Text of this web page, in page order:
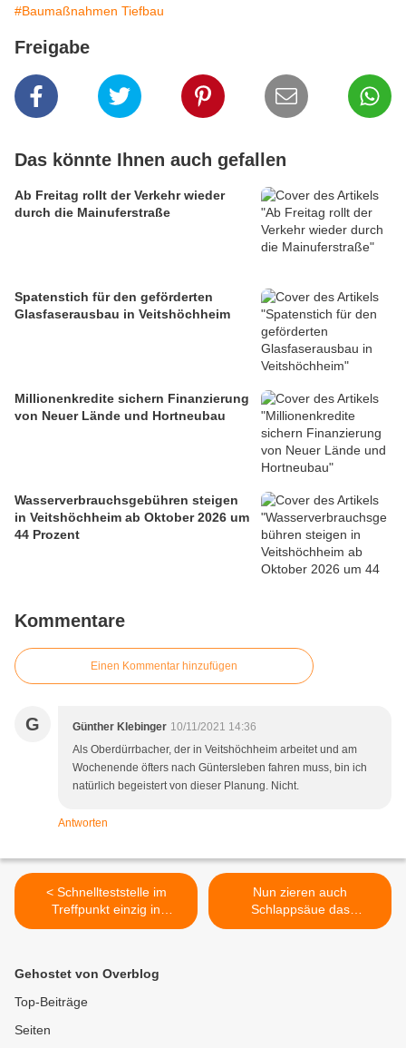
#Baumaßnahmen Tiefbau
Freigabe
Das könnte Ihnen auch gefallen
Ab Freitag rollt der Verkehr wieder
durch die Mainuferstraße
Spatenstich für den geförderten
Glasfaserausbau in Veitshöchheim
Millionenkredite sichern Finanzierung
von Neuer Lände und Hortneubau
Wasserverbrauchsgebühren steigen
in Veitshöchheim ab Oktober 2026 um
44 Prozent
Kommentare
Einen Kommentar hinzufügen
G Günther Klebinger 10/11/2021 14:36
Als Oberdürrbacher, der in Veitshöchheim arbeitet und am
Wochenende öfters nach Güntersleben fahren muss, bin ich
natürlich begeistert von dieser Planung. Nicht.
Antworten
< Schnellteststelle im
Treffpunkt einzig in
Veitshöchheim auch in der
ist, zahlt ab morgen 18,50
Nun zieren auch
Schlappsäue das
Fastnachtshaus des FVF in
Gehostet von Overblog
Top-Beiträge
Seiten